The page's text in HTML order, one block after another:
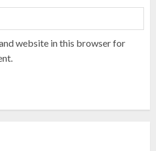
website in this browser for